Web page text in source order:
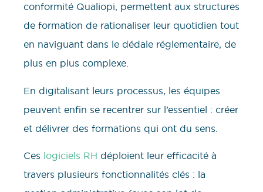
conformité Qualiopi, permettent aux structures
de formation de rationaliser leur quotidien tout
en naviguant dans le dédale réglementaire, de
plus en plus complexe.
En digitalisant leurs processus, les équipes
peuvent enfin se recentrer sur l’essentiel : créer
et délivrer des formations qui ont du sens.
Ces logiciels RH déploient leur efficacité à
travers plusieurs fonctionnalités clés : la